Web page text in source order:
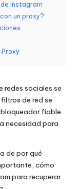
Instagram
un proxy?
Proxy
redes sociales se
de red se
fiable
necesidad para
de por qué
cómo
para recuperar